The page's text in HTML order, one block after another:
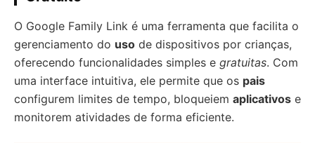
O Google Family Link é uma ferramenta que facilita o
gerenciamento do uso de dispositivos por crianças,
oferecendo funcionalidades simples e gratuitas. Com
uma interface intuitiva, ele permite que os pais
configurem limites de tempo, bloqueiem aplicativos e
monitorem atividades de forma eficiente.